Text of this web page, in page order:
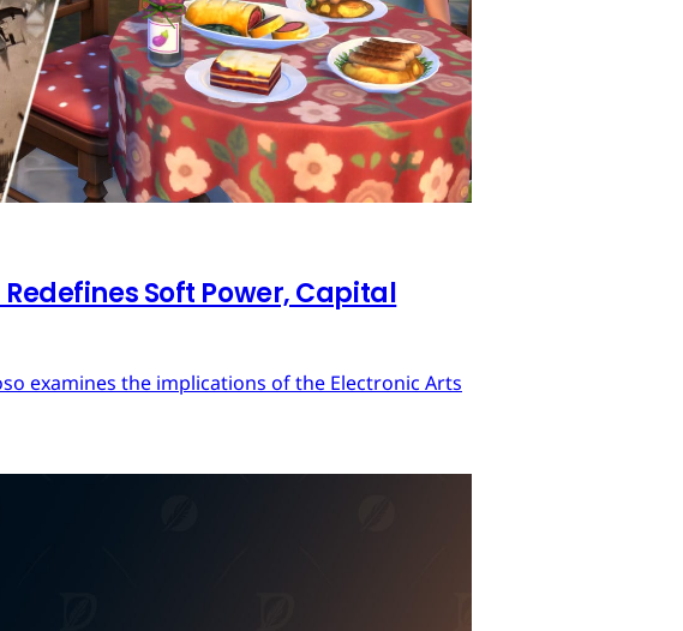
Soft Power, Capital
examines the implications of the Electronic Arts